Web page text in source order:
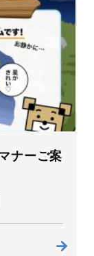
ナーご案